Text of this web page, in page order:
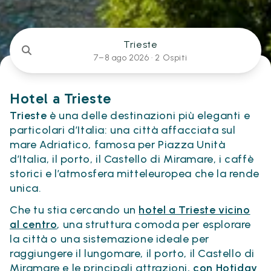
Trieste
7–8 ago 2026 · 2 Ospiti
Hotel a Trieste
Trieste è una delle destinazioni più eleganti e
particolari d’Italia: una città affacciata sul
mare Adriatico, famosa per Piazza Unità
d’Italia, il porto, il Castello di Miramare, i caffè
storici e l’atmosfera mitteleuropea che la rende
unica.
Che tu stia cercando un hotel a Trieste vicino
al centro, una struttura comoda per esplorare
la città o una sistemazione ideale per
raggiungere il lungomare, il porto, il Castello di
Miramare e le principali attrazioni, con Hotiday